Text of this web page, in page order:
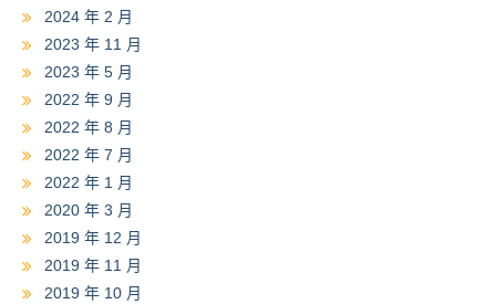
2024 年 2 月
2023 年 11 月
2023 年 5 月
2022 年 9 月
2022 年 8 月
2022 年 7 月
2022 年 1 月
2020 年 3 月
2019 年 12 月
2019 年 11 月
2019 年 10 月